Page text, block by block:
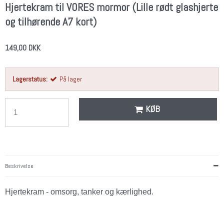
Hjertekram til VORES mormor (Lille rødt glashjerte
og tilhørende A7 kort)
149,00 DKK
Lagerstatus: På lager
KØB
Beskrivelse
Hjertekram - omsorg, tanker og kærlighed.